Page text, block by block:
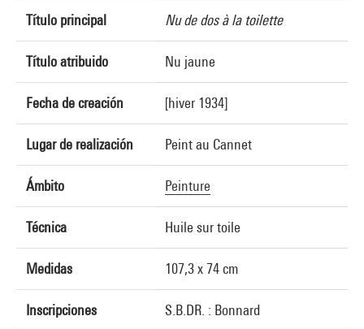
Título principal Nu de dos à la toilette
Título atribuido Nu jaune
Fecha de creación [hiver 1934]
Lugar de realización Peint au Cannet
Ámbito Peinture
Técnica Huile sur toile
Medidas 107,3 x 74 cm
Inscripciones S.B.DR. : Bonnard